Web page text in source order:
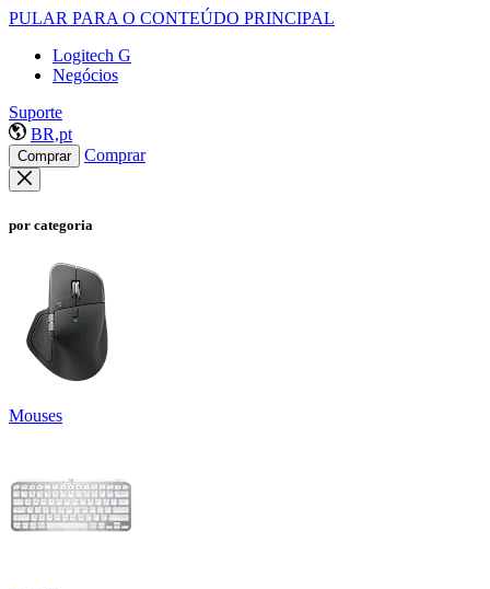
PULAR PARA O CONTEÚDO PRINCIPAL
Logitech G
Negócios
Suporte
BR,pt
Comprar Comprar
por categoria
Mouses